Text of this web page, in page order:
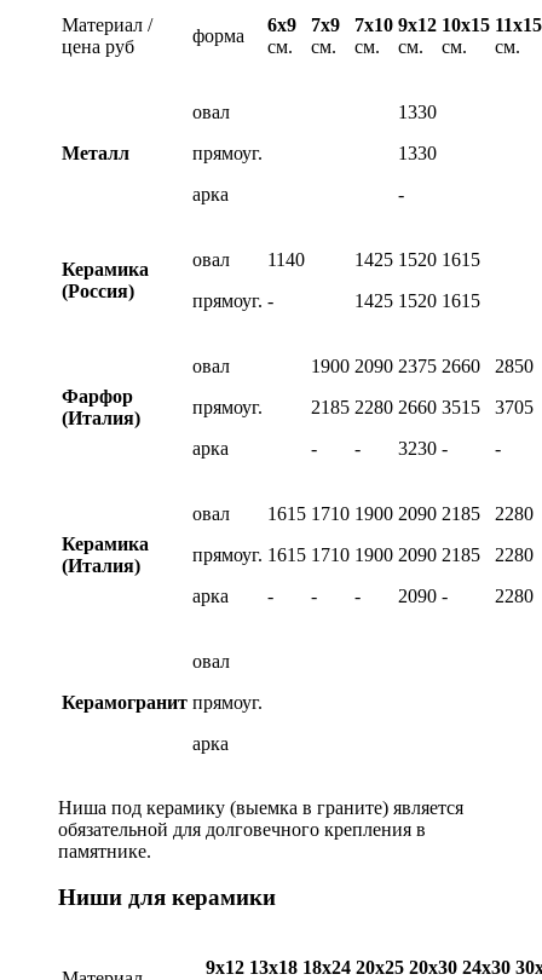
Материал /
цена руб
форма
6х9
см.
7х9
см.
7х10
см.
9х12
см.
10х15
см.
11х15
см.
Металл
овал
прямоуг.
арка
1330
1330
-
Керамика
(Россия)
овал
прямоуг.
1140
-
1425
1425
1520
1520
1615
1615
Фарфор
(Италия)
овал
прямоуг.
арка
1900
2185
-
2090
2280
-
2375
2660
3230
2660
3515
-
2850
3705
-
Керамика
(Италия)
овал
прямоуг.
арка
1615
1615
-
1710
1710
-
1900
1900
-
2090
2090
2090
2185
2185
-
2280
2280
2280
Керамогранит
овал
прямоуг.
арка
Ниша под керамику (выемка в граните) является
обязательной для долговечного крепления в
памятнике.
Ниши для керамики
9х12 13х18 18х24 20х25 20х30 24х30